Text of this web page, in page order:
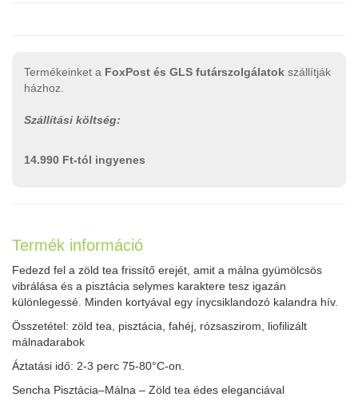
Termékeinket a FoxPost és GLS futárszolgálatok szállítják
házhoz.
Szállítási költség:
14.990 Ft-tól ingyenes
Termék információ
Fedezd fel a zöld tea frissítő erejét, amit a málna gyümölcsös
vibrálása és a pisztácia selymes karaktere tesz igazán
különlegessé. Minden kortyával egy ínycsiklandozó kalandra hív.
Összetétel: zöld tea, pisztácia, fahéj, rózsaszirom, liofilizált
málnadarabok
Áztatási idő: 2-3 perc 75-80°C-on.
Sencha Pisztácia–Málna – Zöld tea édes eleganciával